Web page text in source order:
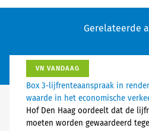
Gerelateerde
VN VANDAAG
Box 3-lijfrenteaanspraak in
waarde in het economische
Hof Den Haag oordeelt dat de
moeten worden gewaardeerd